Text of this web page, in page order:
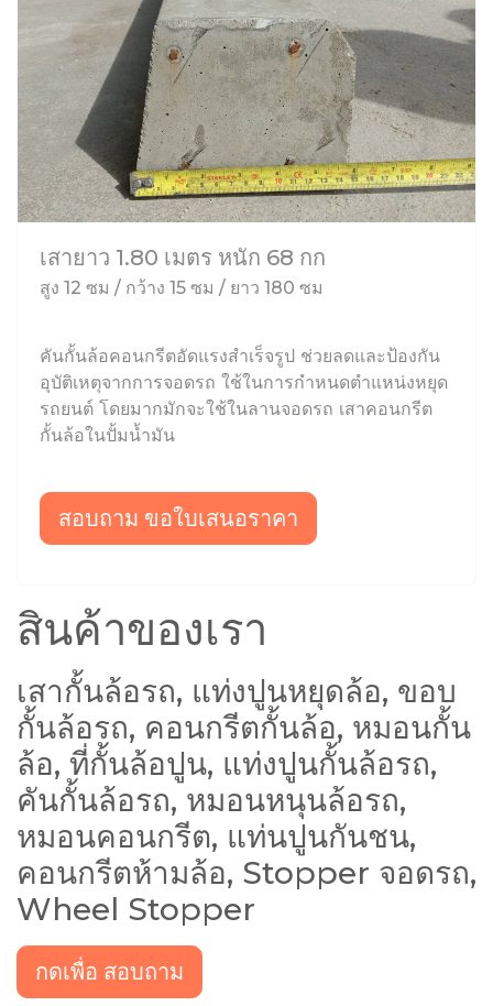
เสายาว 1.80 เมตร หนัก 68 กก
สูง 12 ซม / กว้าง 15 ซม / ยาว 180 ซม
คันกั้นล้อคอนกรีตอัดแรงสำเร็จรูป ช่วยลดและป้องกัน
อุบัติเหตุจากการจอดรถ ใช้ในการกำหนดตำแหน่งหยุด
รถยนต์ โดยมากมักจะใช้ในลานจอดรถ เสาคอนกรีต
กั้นล้อในปั้มน้ำมัน
สอบถาม ขอใบเสนอราคา
สินค้าของเรา
เสากั้นล้อรถ, แท่งปูนหยุดล้อ, ขอบ
กั้นล้อรถ, คอนกรีตกั้นล้อ, หมอนกั้น
ล้อ, ที่กั้นล้อปูน, แท่งปูนกั้นล้อรถ,
คันกั้นล้อรถ, หมอนหนุนล้อรถ,
หมอนคอนกรีต, แท่นปูนกันชน,
คอนกรีตห้ามล้อ, Stopper จอดรถ,
Wheel Stopper
กดเพื่อ สอบถาม